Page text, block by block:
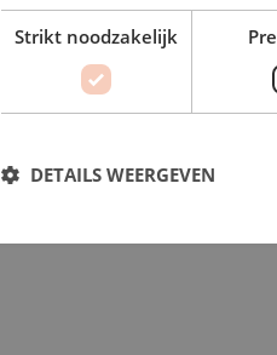
Strikt noodzakelijk
DETAILS WEERGEVEN